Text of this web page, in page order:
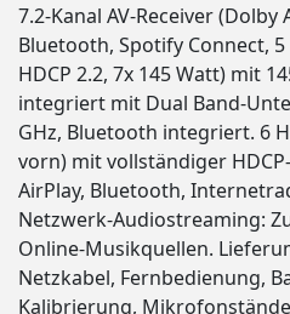
7.2-Kanal AV-Receiver (Dolby
Bluetooth, Spotify Connect, 5
HDCP 2.2, 7x 145 Watt) mit
integriert mit Dual Band-
GHz, Bluetooth integriert. 6
vorn) mit vollständiger
AirPlay, Bluetooth,
Netzwerk-Audiostreaming:
Online-Musikquellen.
Netzkabel, Fernbedienung,
Kalibrierung,